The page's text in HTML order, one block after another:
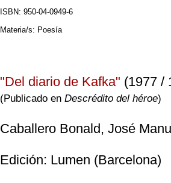
ISBN: 950-04-0949-6
Materia/s: Poesía
"Del diario de Kafka" (1977 /
(Publicado en Descrédito del héroe)
Caballero Bonald, José
Edición: Lumen (Barcelona)